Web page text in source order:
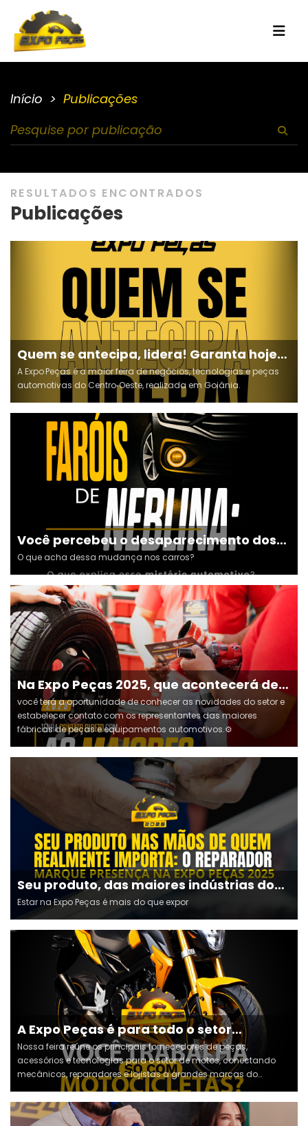
Início Publicações
RESULTADOS ENCONTRADOS
Publicações
Quem se antecipa, lidera! Garanta hoje
sua presença na Expo Peças 🚀
A Expo Peças é a maior feira de negócios, tecnologias e peças
automotivas do Centro‑Oeste, realizada em Goiânia.
Você percebeu o desaparecimento dos
faróis de neblina nos novos modelos de
carros?
O que acha dessa mudança nos carros?
Na Expo Peças 2025, que acontecerá de
16 a 18 de outubro no Centro de
Convenções de Goiânia-GO
você terá a oportunidade de conhecer as novidades do setor e
estabelecer contato com os representantes das maiores
fábricas de peças e equipamentos automotivos.⚙️
Seu produto, das maiores indústrias do
setor, vai chegar direto às mãos dos
principais reparadores automotivos do
país.
Estar na Expo Peças é mais do que expor
A Expo Peças é para todo o setor
automotivo!! ⚙️
Nossa feira reúne os principais fornecedores de peças,
acessórios e tecnologias para o setor de motos, conectando
mecânicos, reparadores e lojistas a grandes marcas do